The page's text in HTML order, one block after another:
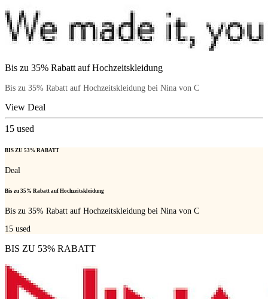
Bis zu 35% Rabatt auf Hochzeitskleidung
Bis zu 35% Rabatt auf Hochzeitskleidung bei Nina von C
View Deal
15 used
BIS ZU 53% RABATT
Deal
Bis zu 35% Rabatt auf Hochzeitskleidung
Bis zu 35% Rabatt auf Hochzeitskleidung bei Nina von C
15 used
BIS ZU 53% RABATT